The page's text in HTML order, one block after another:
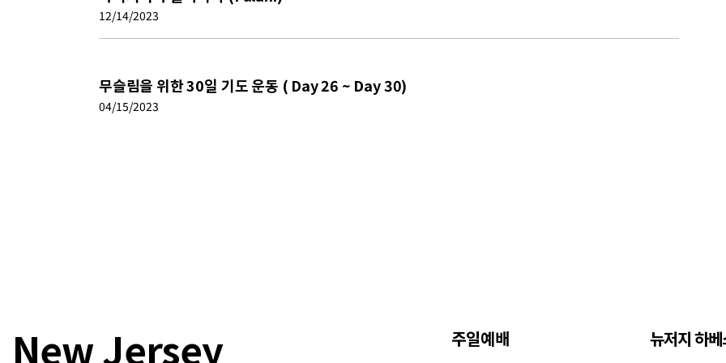
12/14/2023
무슬림을 위한 30일 기도 운동 ( Day 26 ~ Day 30)
04/15/2023
New Jersey 주일예배 뉴저지 하